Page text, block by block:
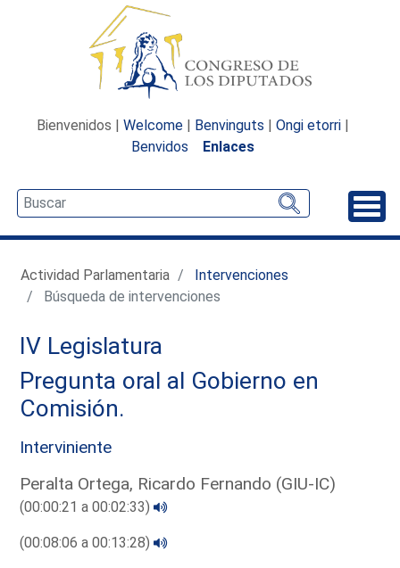
Bienvenidos | Welcome | Benvinguts | Ongi etorri |
Benvidos
Enlaces
Actividad Parlamentaria
Intervenciones
Búsqueda de intervenciones
IV Legislatura
Pregunta oral al Gobierno en
Comisión.
Interviniente
Peralta Ortega, Ricardo Fernando (GIU-IC)
(00:00:21 a 00:02:33)
(00:08:06 a 00:13:28)